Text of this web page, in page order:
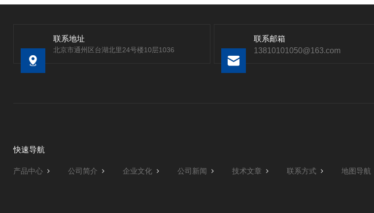
联系地址
北京市通州区台湖北里24号楼10层1036
联系邮箱
13810101050@163.com
快速导航
产品中心 公司简介 企业文化 公司新闻 技术文章 联系方式 地图导航